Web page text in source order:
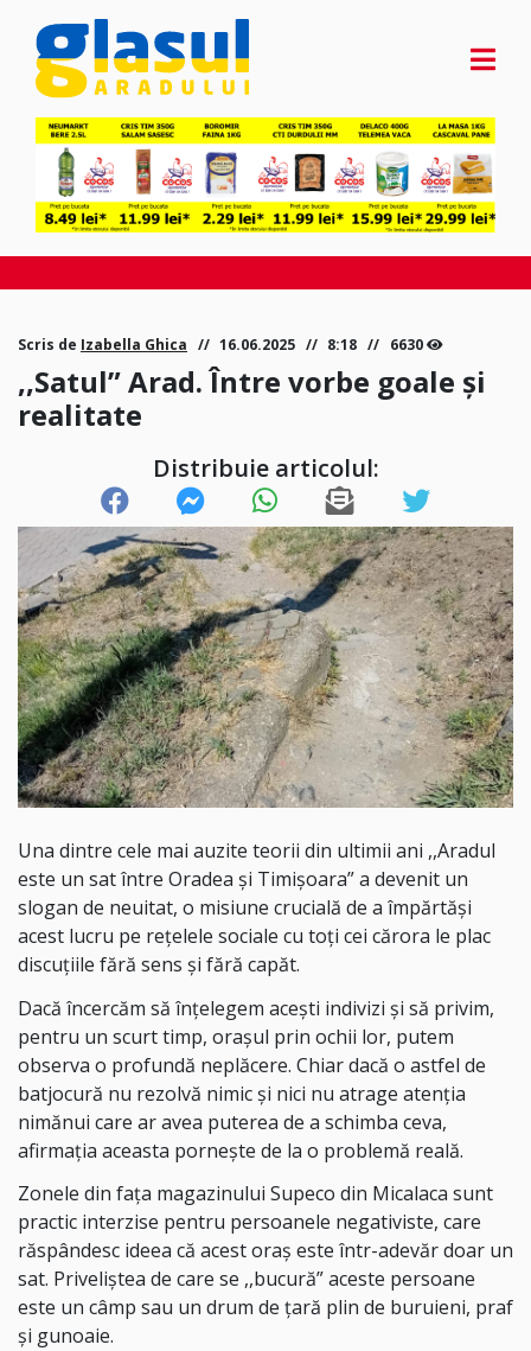
Scris de Izabella Ghica 16.06.2025 8:18 6630
,,Satul” Arad. Între vorbe goale și
realitate
Distribuie articolul:
Una dintre cele mai auzite teorii din ultimii ani ,,Aradul
este un sat între Oradea și Timișoara” a devenit un
slogan de neuitat, o misiune crucială de a împărtăși
acest lucru pe rețelele sociale cu toți cei cărora le plac
discuțiile fără sens și fără capăt.
Dacă încercăm să înțelegem acești indivizi și să privim,
pentru un scurt timp, orașul prin ochii lor, putem
observa o profundă neplăcere. Chiar dacă o astfel de
batjocură nu rezolvă nimic și nici nu atrage atenția
nimănui care ar avea puterea de a schimba ceva,
afirmația aceasta pornește de la o problemă reală.
Zonele din fața magazinului Supeco din Micalaca sunt
practic interzise pentru persoanele negativiste, care
răspândesc ideea că acest oraș este într-adevăr doar un
sat. Priveliștea de care se ,,bucură” aceste persoane
este un câmp sau un drum de țară plin de buruieni, praf
și gunoaie.